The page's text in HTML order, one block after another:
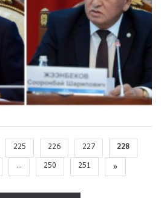
225 226 227
228
... 250 251 »